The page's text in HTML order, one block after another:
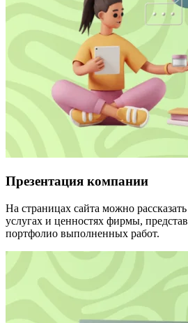
Презентация компании
На страницах сайта можно
услугах и ценностях фирмы,
портфолио выполненных работ.